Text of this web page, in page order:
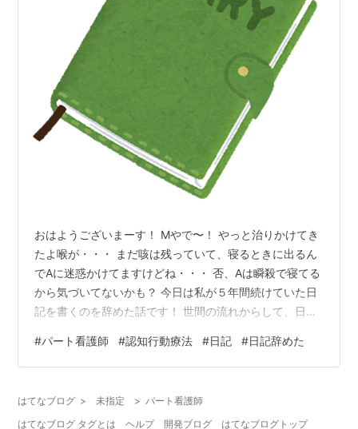
おはようございまーす！ Mやで〜！ やっと治りかけてき
たよ喉が・・・ まだ咳は残っていて、寝るときに出るん
でAに迷惑かけてますけどね・・・ 否、Aは瞬殺で寝てる
から気づいてないかも？ 今日は私が５年間続けていた日
記を書くのを辞めた話です！ 世間の流れからして、日記
が日記を書き始めたのは約５年前。 自己肯定感をあげよ
う！ とか、 見える化！ 効率化！ メモの魔力！ などな
を整理することのメリットを知り、始めてみました。 私
が書いていたのは朝の時間帯。 家族が起きる前にひとり
#パート看護師 #認知行動療法 #日記 #日記辞めた
はてなブログ > 未指定 > パート看護師
はてなブログ タグとは
ヘルプ 開発ブログ はてなブログトップ